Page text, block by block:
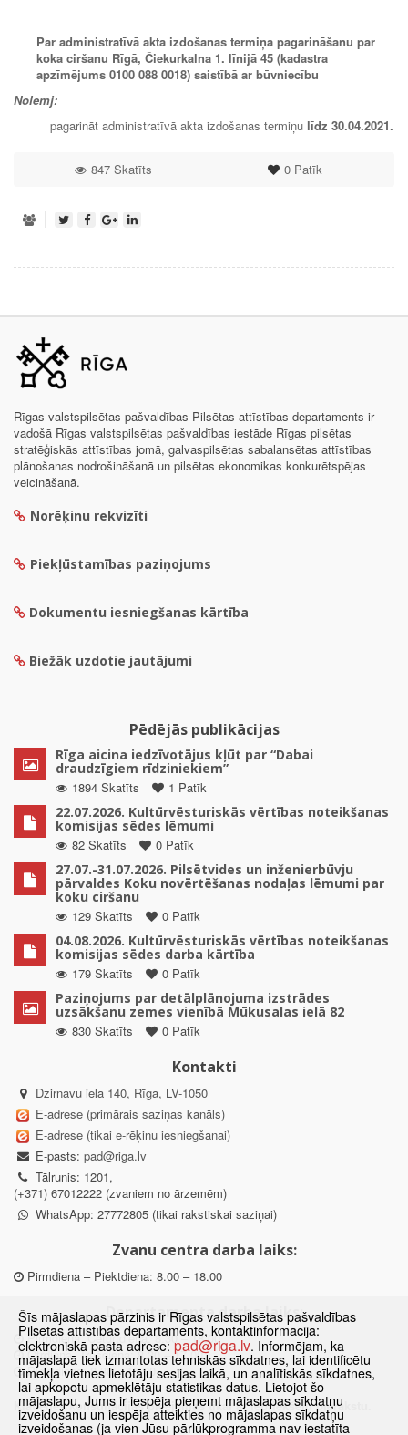
Par administratīvā akta izdošanas termiņa pagarināšanu par
koka ciršanu Rīgā, Čiekurkalna 1. līnijā 45 (kadastra
apzīmējums 0100 088 0018) saistībā ar būvniecību
Nolemj:
pagarināt administratīvā akta izdošanas termiņu līdz 30.04.2021.
0Patīk
847 Skatīts
Rīgas valstspilsētas pašvaldības Pilsētas attīstības departaments ir
vadošā Rīgas valstspilsētas pašvaldības iestāde Rīgas pilsētas
stratēģiskās attīstības jomā, galvaspilsētas sabalansētas attīstības
plānošanas nodrošināšanā un pilsētas ekonomikas konkurētspējas
veicināšanā.
Norēķinu rekvizīti
Piekļūstamības paziņojums
Dokumentu iesniegšanas kārtība
Biežāk uzdotie jautājumi
Pēdējās publikācijas
Rīga aicina iedzīvotājus kļūt par “Dabai
draudzīgiem rīdziniekiem”
1894 Skatīts
1 Patīk
22.07.2026. Kultūrvēsturiskās vērtības noteikšanas
komisijas sēdes lēmumi
82 Skatīts
0 Patīk
27.07.-31.07.2026. Pilsētvides un inženierbūvju
pārvaldes Koku novērtēšanas nodaļas lēmumi par
koku ciršanu
129 Skatīts
0 Patīk
04.08.2026. Kultūrvēsturiskās vērtības noteikšanas
komisijas sēdes darba kārtība
179 Skatīts
0 Patīk
Paziņojums par detālplānojuma izstrādes
uzsākšanu zemes vienībā Mūkusalas ielā 82
830 Skatīts
0 Patīk
Kontakti
Dzirnavu iela 140, Rīga, LV-1050
E-adrese (primārais saziņas kanāls)
E-adrese (tikai e-rēķinu iesniegšanai)
E-pasts: pad@riga.lv
Tālrunis: 1201,
(+371) 67012222 (zvaniem no ārzemēm)
WhatsApp: 27772805 (tikai rakstiskai saziņai)
Zvanu centra darba laiks:
Pirmdiena – Piektdiena: 8.00 – 18.00
Departamenta darba laiks:
Pirmdiena, Ceturtdiena: 8.30 – 18.00
Otrdiena, Trešdiena: 8.30 – 17.00
Piektdiena: 8.30 – 15.00
Klātienes konsultācijas pieejamas tikai ar iepriekšēju pierakstu.
Šīs mājaslapas pārzinis ir Rīgas valstspilsētas pašvaldības
Pilsētas attīstības departaments, kontaktinformācija:
elektroniskā pasta adrese: pad@riga.lv. Informējam, ka
mājaslapā tiek izmantotas tehniskās sīkdatnes, lai identificētu
tīmekļa vietnes lietotāju sesijas laikā, un analītiskās sīkdatnes,
lai apkopotu apmeklētāju statistikas datus. Lietojot šo
mājaslapu, Jums ir iespēja pieņemt mājaslapas sīkdatņu
izveidošanu un iespēja atteikties no mājaslapas sīkdatņu
izveidošanas (ja vien Jūsu pārlūkprogramma nav iestatīta